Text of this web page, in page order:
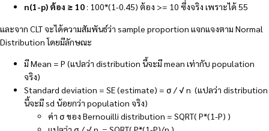
n(1-p) ต้อง ≥ 10 : 100*(1-0.45) ต้อง >= 10 ซึ่งจริง เพราะได้ 55
และจาก CLT จะได้ความสัมพันธ์ว่า sample proportion แจกแจงตาม Normal
Distribution โดยมีลักษณะ
มี Mean = P (แปลว่า distribution นี้จะมี mean เท่ากับ population
จริง)
Standard deviation = SE (estimate) = σ / √ n (แปลว่า distribution
นี้จะมี sd น้อยกว่า population จริง)
ค่า σ ของ Bernouilli distribution = SQRT( P*(1-P) )